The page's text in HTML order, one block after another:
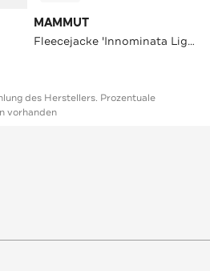
MAMMUT
Fleecejacke 'Innominata Light' nachtblau
des Herstellers. Prozentuale
vorhanden